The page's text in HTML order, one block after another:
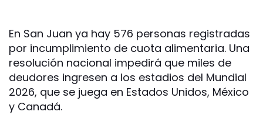
En San Juan ya hay 576 personas registradas
por incumplimiento de cuota alimentaria. Una
resolución nacional impedirá que miles de
deudores ingresen a los estadios del Mundial
2026, que se juega en Estados Unidos, México
y Canadá.